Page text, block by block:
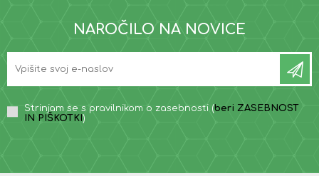
NAROČILO NA NOVICE
Strinjam se s pravilnikom o zasebnosti (beri ZASEBNOST
IN PIŠKOTKI )